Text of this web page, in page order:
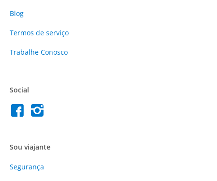
Blog
Termos de serviço
Trabalhe Conosco
Social
Sou viajante
Segurança